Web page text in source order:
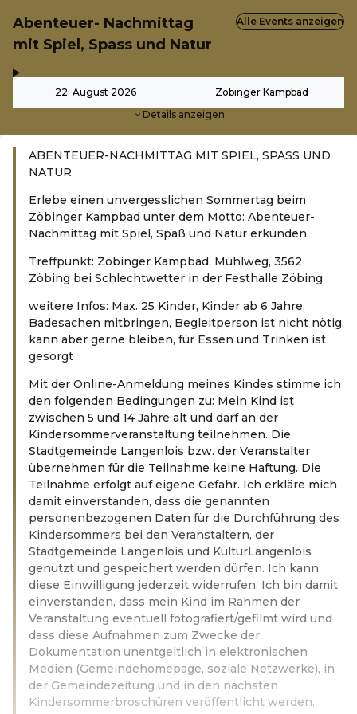
Abenteuer- Nachmittag
mit Spiel, Spass und Natur
22. August 2026 Zöbinger Kampbad
Details anzeigen
Alle Events anzeigen
ABENTEUER-NACHMITTAG MIT SPIEL, SPASS UND
NATUR
Erlebe einen unvergesslichen Sommertag beim
Zöbinger Kampbad unter dem Motto: Abenteuer-
Nachmittag mit Spiel, Spaß und Natur erkunden.
Treffpunkt: Zöbinger Kampbad, Mühlweg, 3562
Zöbing bei Schlechtwetter in der Festhalle Zöbing
weitere Infos: Max. 25 Kinder, Kinder ab 6 Jahre,
Badesachen mitbringen, Begleitperson ist nicht nötig,
kann aber gerne bleiben, für Essen und Trinken ist
gesorgt
Mit der Online-Anmeldung meines Kindes stimme ich
den folgenden Bedingungen zu: Mein Kind ist
zwischen 5 und 14 Jahre alt und darf an der
Kindersommerveranstaltung teilnehmen. Die
Stadtgemeinde Langenlois bzw. der Veranstalter
übernehmen für die Teilnahme keine Haftung. Die
Teilnahme erfolgt auf eigene Gefahr. Ich erkläre mich
damit einverstanden, dass die genannten
personenbezogenen Daten für die Durchführung des
Kindersommers bei den Veranstaltern, der
Stadtgemeinde Langenlois und KulturLangenlois
genutzt und gespeichert werden dürfen. Ich kann
diese Einwilligung jederzeit widerrufen. Ich bin damit
einverstanden, dass mein Kind im Rahmen der
Veranstaltung eventuell fotografiert/gefilmt wird und
dass diese Aufnahmen zum Zwecke der
Dokumentation unentgeltlich in elektronischen
Medien (Gemeindehomepage, soziale Netzwerke), in
der Gemeindezeitung und in den nächsten
Kindersommerbroschüren veröffentlicht werden.